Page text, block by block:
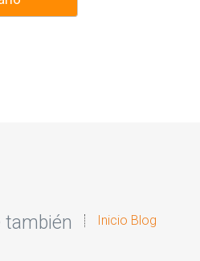
también Inicio Blog